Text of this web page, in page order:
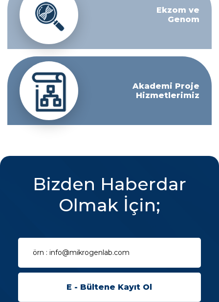
Ekzom ve
Genom
Akademi Proje
Hizmetlerimiz
Bizden Haberdar
Olmak İçin;